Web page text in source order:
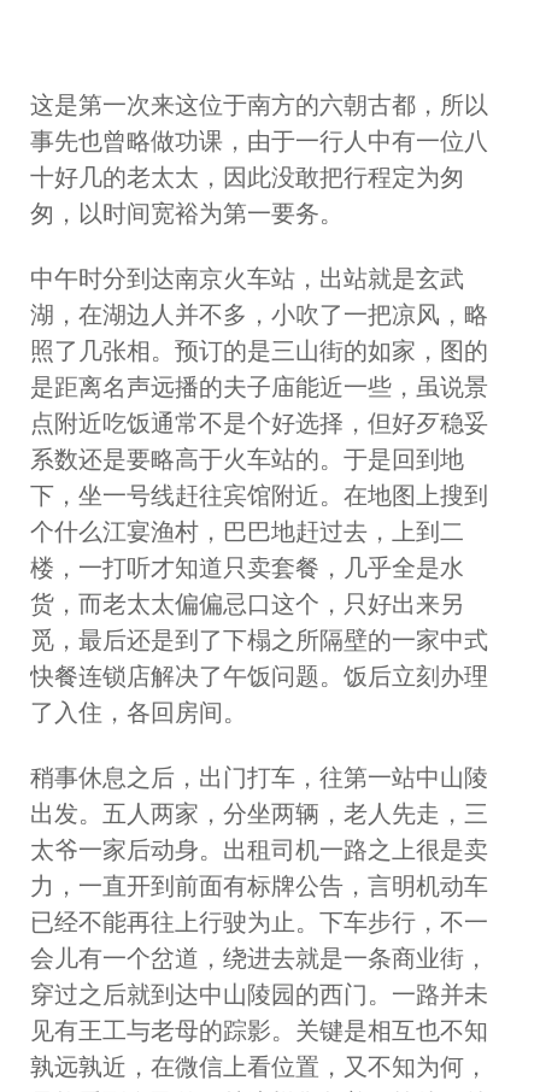
这是第一次来这位于南方的六朝古都，所以
事先也曾略做功课，由于一行人中有一位八
十好几的老太太，因此没敢把行程定为匆
匆，以时间宽裕为第一要务。
中午时分到达南京火车站，出站就是玄武
湖，在湖边人并不多，小吹了一把凉风，略
照了几张相。预订的是三山街的如家，图的
是距离名声远播的夫子庙能近一些，虽说景
点附近吃饭通常不是个好选择，但好歹稳妥
系数还是要略高于火车站的。于是回到地
下，坐一号线赶往宾馆附近。在地图上搜到
个什么江宴渔村，巴巴地赶过去，上到二
楼，一打听才知道只卖套餐，几乎全是水
货，而老太太偏偏忌口这个，只好出来另
觅，最后还是到了下榻之所隔壁的一家中式
快餐连锁店解决了午饭问题。饭后立刻办理
了入住，各回房间。
稍事休息之后，出门打车，往第一站中山陵
出发。五人两家，分坐两辆，老人先走，三
太爷一家后动身。出租司机一路之上很是卖
力，一直开到前面有标牌公告，言明机动车
已经不能再往上行驶为止。下车步行，不一
会儿有一个岔道，绕进去就是一条商业街，
穿过之后就到达中山陵园的西门。一路并未
见有王工与老母的踪影。关键是相互也不知
孰远孰近，在微信上看位置，又不知为何，